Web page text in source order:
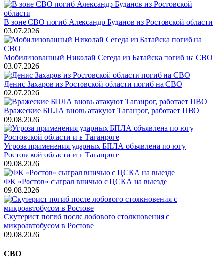
В зоне СВО погиб Александр Буданов из Ростовской области
03.07.2026
Мобилизованный Николай Сегеда из Батайска погиб на СВО
03.07.2026
Денис Захаров из Ростовской области погиб на СВО
02.07.2026
Вражеские БПЛА вновь атакуют Таганрог, работает ПВО
09.08.2026
Угроза применения ударных БПЛА объявлена по югу
Ростовской области и в Таганроге
09.08.2026
ФК «Ростов» сыграл вничью с ЦСКА на выезде
09.08.2026
Скутерист погиб после лобового столкновения с
микроавтобусом в Ростове
09.08.2026
СВО